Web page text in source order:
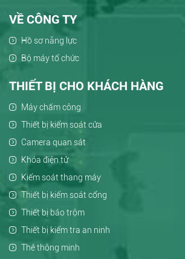
VỀ CÔNG TY
Hồ sơ năng lực
Bộ máy tổ chức
THIẾT BỊ CHO KHÁCH HÀNG
Máy chấm công
Thiết bị kiểm soát cửa
Camera quan sát
Khóa điện tử
Kiểm soát thang máy
Thiết bị kiểm soát cổng
Thiết bị báo trộm
Thiết bị kiểm tra an ninh
Thẻ thông minh